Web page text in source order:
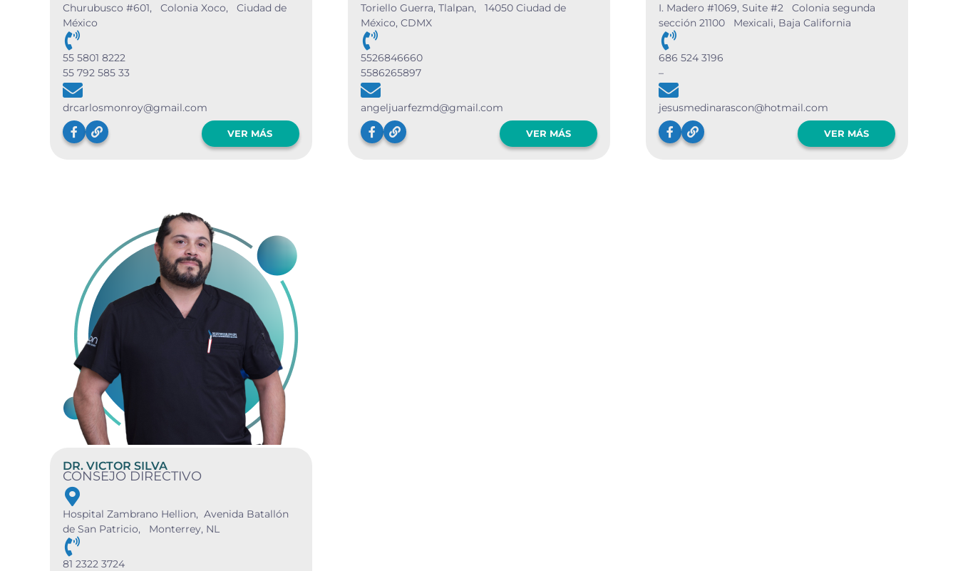
Churubusco #601, Colonia Xoco, Ciudad de
México
55 5801 8222
55 792 585 33
drcarlosmonroy@gmail.com
VER MÁS
Toriello Guerra, Tlalpan, 14050 Ciudad de
México, CDMX
5526846660
5586265897
angeljuarfezmd@gmail.com
VER MÁS
I. Madero #1069, Suite #2 Colonia segunda
sección 21100 Mexicali, Baja California
686 524 3196
–
jesusmedinarascon@hotmail.com
VER MÁS
DR. VICTOR SILVA
CONSEJO DIRECTIVO
Hospital Zambrano Hellion, Avenida Batallón
de San Patricio, Monterrey, NL
81 2322 3724